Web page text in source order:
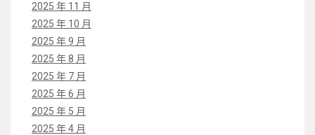
2025 年 11 月
2025 年 10 月
2025 年 9 月
2025 年 8 月
2025 年 7 月
2025 年 6 月
2025 年 5 月
2025 年 4 月